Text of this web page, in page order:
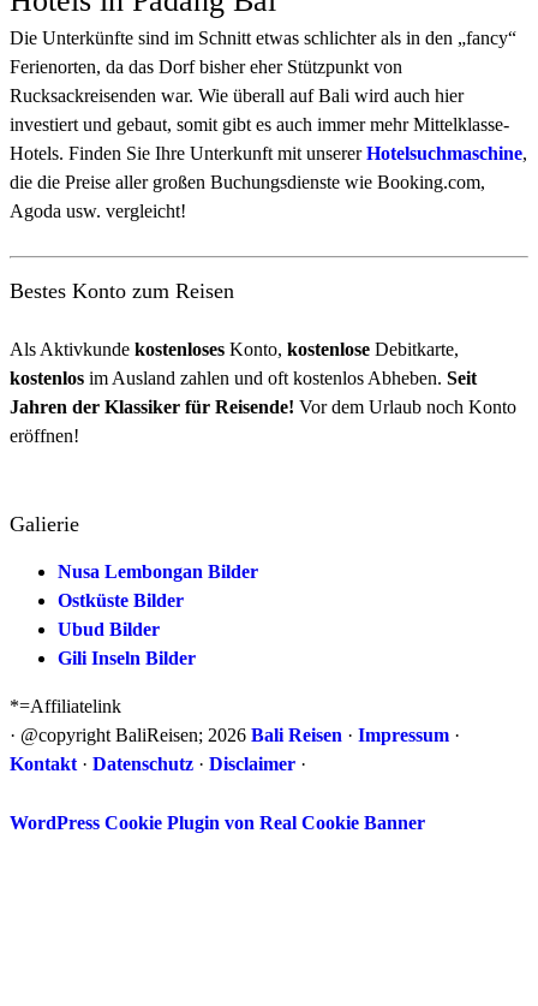
Die Unterkünfte sind im Schnitt etwas schlichter als in den „fancy“
Ferienorten, da das Dorf bisher eher Stützpunkt von
Rucksackreisenden war. Wie überall auf Bali wird auch hier
investiert und gebaut, somit gibt es auch immer mehr Mittelklasse-
Hotels. Finden Sie Ihre Unterkunft mit unsererHotelsuchmaschine,
die die Preise aller großen Buchungsdienste wie Booking.com,
Agoda usw. vergleicht!
Bestes Konto zum Reisen
Als Aktivkunde kostenloses Konto, kostenlose Debitkarte,
kostenlos im Ausland zahlen und oft kostenlos Abheben. Seit
Jahren der Klassiker für Reisende! Vor dem Urlaub noch Konto
eröffnen!
Galierie
Nusa Lembongan Bilder
Ostküste Bilder
Ubud Bilder
Gili Inseln Bilder
*=Affiliatelink
· @copyright BaliReisen; 2026 Bali Reisen · Impressum ·
Kontakt · Datenschutz · Disclaimer ·
WordPress Cookie Plugin von Real Cookie Banner